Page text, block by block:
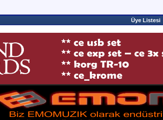
Üye Listesi